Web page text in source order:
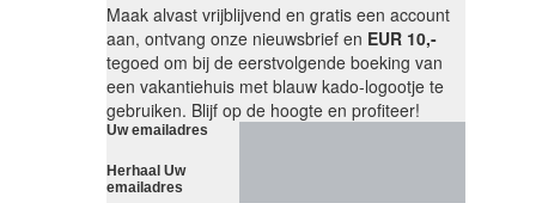
Maak alvast vrijblijvend en gratis een account
aan, ontvang onze nieuwsbrief en EUR 10,-
tegoed om bij de eerstvolgende boeking van
een vakantiehuis met blauw kado-logootje te
gebruiken. Blijf op de hoogte en profiteer!
Uw emailadres
Herhaal Uw
emailadres